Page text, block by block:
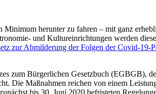
herunter zu fahren – mit ganz
und Kultureinrichtungen werden
zur Abmilderung der Folgen der Covid-19-
zum Bürgerlichen Gesetzbuch (EGBGB),
Die Maßnahmen reichen von einem
bis 30. Juni 2020 befristeten